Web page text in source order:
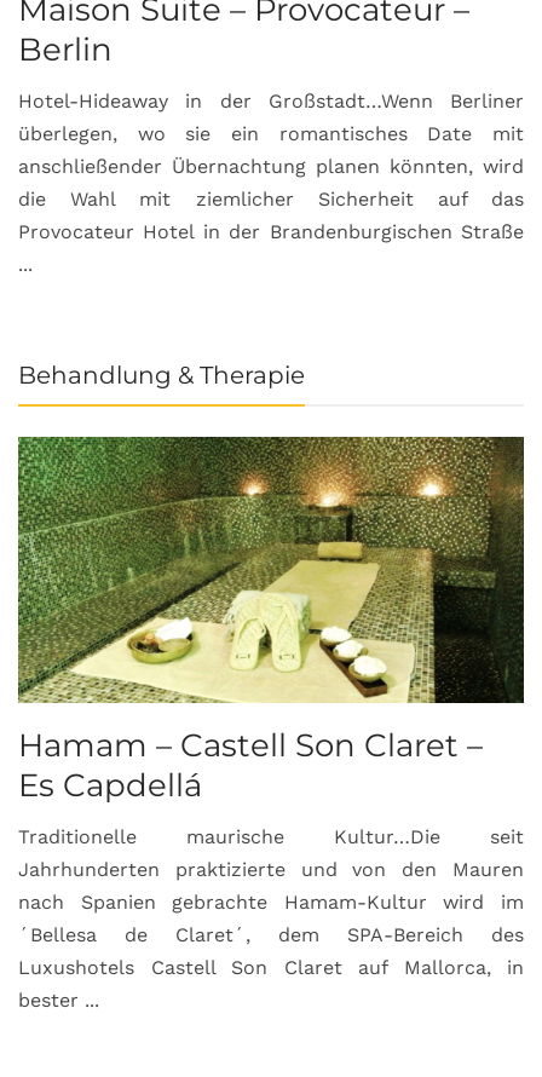
Maison Suite – Provocateur –
Berlin
Hotel-Hideaway in der Großstadt…Wenn Berliner
überlegen, wo sie ein romantisches Date mit
anschließender Übernachtung planen könnten, wird
die Wahl mit ziemlicher Sicherheit auf das
Provocateur Hotel in der Brandenburgischen Straße
...
Behandlung & Therapie
Hamam – Castell Son Claret –
Es Capdellá
Traditionelle maurische Kultur…Die seit
Jahrhunderten praktizierte und von den Mauren
nach Spanien gebrachte Hamam-Kultur wird im
´Bellesa de Claret´, dem SPA-Bereich des
Luxushotels Castell Son Claret auf Mallorca, in
bester ...